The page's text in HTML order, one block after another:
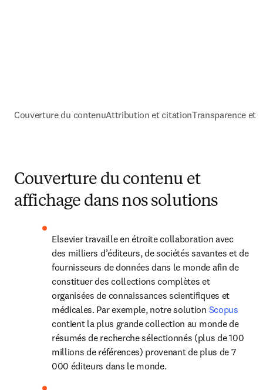
Couverture du contenuAttribution et citationTransparence et
Couverture du contenu et
affichage dans nos solutions
Elsevier travaille en étroite collaboration avec
des milliers d’éditeurs, de sociétés savantes et de
fournisseurs de données dans le monde afin de
constituer des collections complètes et
organisées de connaissances scientifiques et
médicales. Par exemple, notre solution Scopus
contient la plus grande collection au monde de
résumés de recherche sélectionnés (plus de 100
millions de références) provenant de plus de 7
000 éditeurs dans le monde.